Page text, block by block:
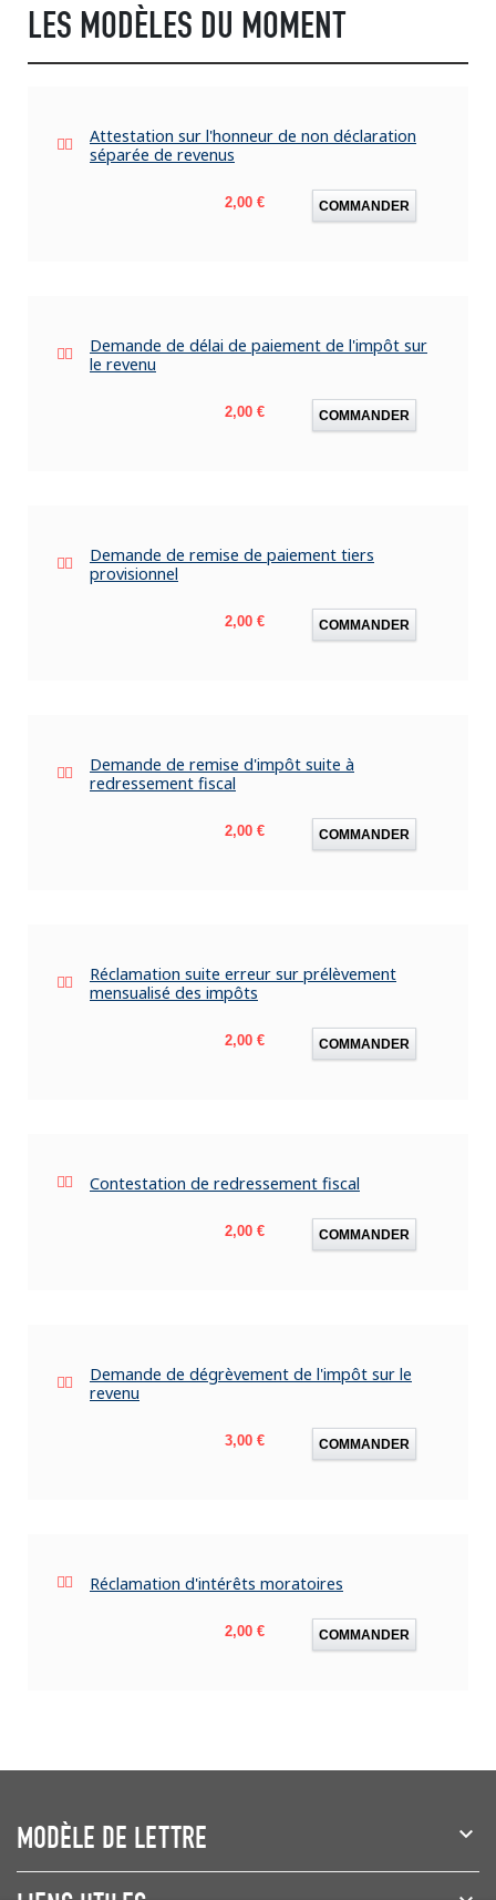
LES MODÈLES DU MOMENT
Attestation sur l'honneur de non déclaration
séparée de revenus
Prix
2,00 € COMMANDER
Demande de délai de paiement de l'impôt sur
le revenu
Prix
2,00 € COMMANDER
Demande de remise de paiement tiers
provisionnel
Prix
2,00 € COMMANDER
Demande de remise d'impôt suite à
redressement fiscal
Prix
2,00 € COMMANDER
Réclamation suite erreur sur prélèvement
mensualisé des impôts
Prix
2,00 € COMMANDER
Contestation de redressement fiscal
Prix
2,00 € COMMANDER
Demande de dégrèvement de l'impôt sur le
revenu
Prix
3,00 € COMMANDER
Réclamation d'intérêts moratoires
Prix
2,00 € COMMANDER
MODÈLE DE LETTRE